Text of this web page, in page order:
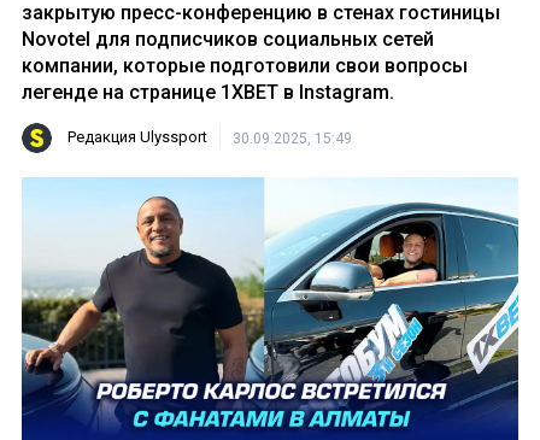
закрытую пресс-конференцию в стенах гостиницы
Novotel для подписчиков социальных сетей
компании, которые подготовили свои вопросы
легенде на странице 1XBET в Instagram.
Редакция Ulyssport 30.09.2025, 15:49